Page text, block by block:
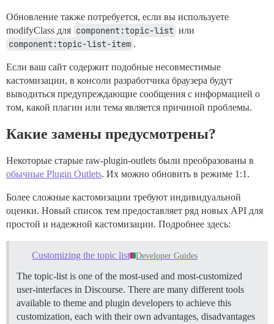
Обновление также потребуется, если вы используете
modifyClass для component:topic-list или
component:topic-list-item .
Если ваш сайт содержит подобные несовместимые
кастомизации, в консоли разработчика браузера будут
выводиться предупреждающие сообщения с информацией о
том, какой плагин или тема является причиной проблемы.
Какие замены предусмотрены?
Некоторые старые raw-plugin-outlets были преобразованы в
обычные Plugin Outlets. Их можно обновить в режиме 1:1.
Более сложные кастомизации требуют индивидуальной
оценки. Новый список тем предоставляет ряд новых API для
простой и надежной кастомизации. Подробнее здесь:
Customizing the topic list Developer Guides
The topic-list is one of the most-used and most-customized
user-interfaces in Discourse. There are many different tools
available to theme and plugin developers to achieve this
customization, each with their own advantages, disadvantages